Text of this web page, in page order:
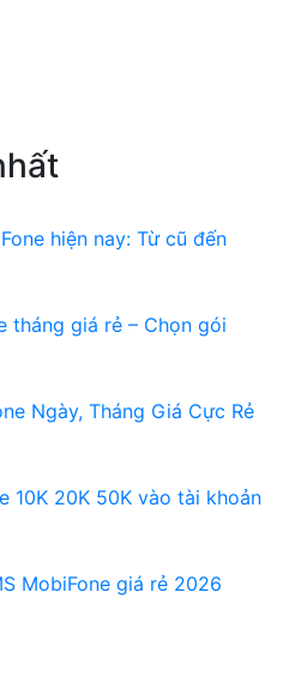
hiện nay: Từ cũ đến
tháng giá rẻ – Chọn gói
Ngày, Tháng Giá Cực Rẻ
10K 20K 50K vào tài khoản
MobiFone giá rẻ 2026